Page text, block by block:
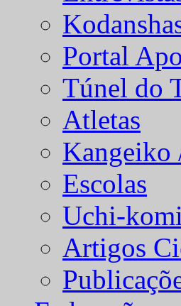
Portal
Túnel do
Atletas
Kangeiko
Escolas
Uchi-komi
Artigos